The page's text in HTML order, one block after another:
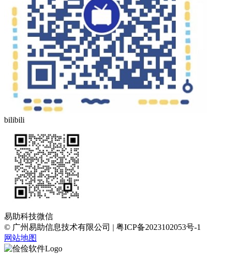
bilibili
易助科技微信
© 广州易助信息技术有限公司 | 粤ICP备2023102053号-1
网站地图